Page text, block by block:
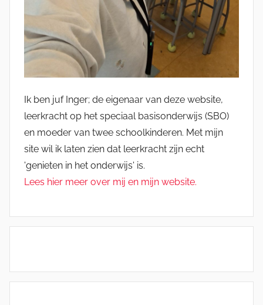
Ik ben juf Inger; de eigenaar van deze website,
leerkracht op het speciaal basisonderwijs (SBO)
en moeder van twee schoolkinderen. Met mijn
site wil ik laten zien dat leerkracht zijn echt
'genieten in het onderwijs' is.
Lees hier meer over mij en mijn website.